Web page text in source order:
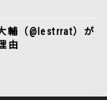
輔（@lestrrat）が
由